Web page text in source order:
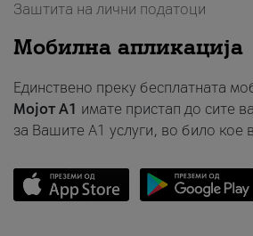
Заштита на лични податоци
Мобилна апликација
Единствено преку бесплатната
Мојот A1 имате пристап до сите
за Вашите A1 услуги, во било кое